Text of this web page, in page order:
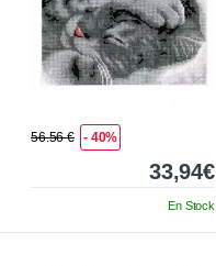
56.56 € - 40%
33,94€
En Stock